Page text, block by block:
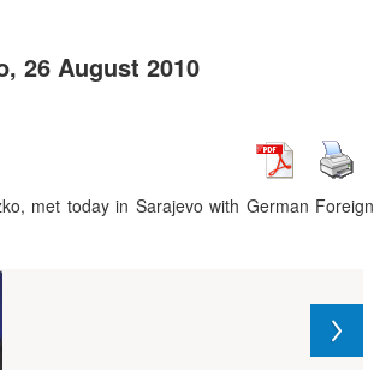
26 August 2010
met today in Sarajevo with German Foreign